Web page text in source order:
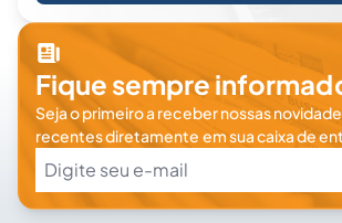
Fique sempre
Seja o primeiro a receber nossas
recentes diretamente em sua caixa de